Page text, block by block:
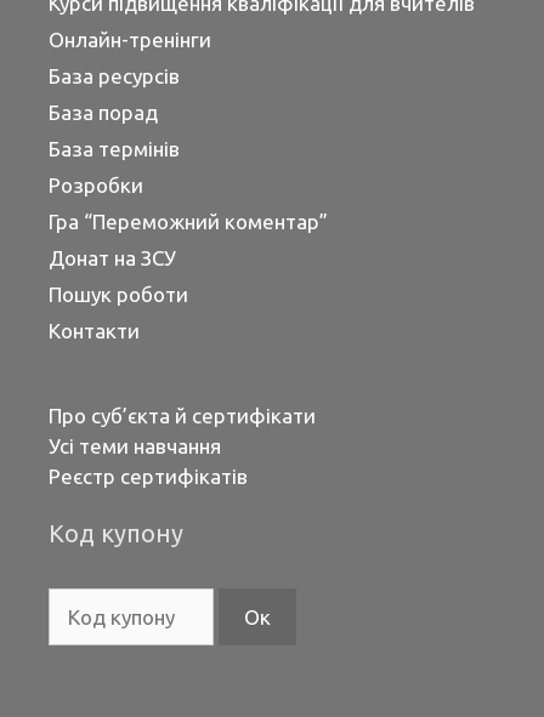
Онлайн-тренінги
База ресурсів
База порад
База термінів
Розробки
Гра “Переможний коментар”
Донат на ЗСУ
Пошук роботи
Контакти
Про суб’єкта й сертифікати
Усі теми навчання
Реєстр сертифікатів
Код купону